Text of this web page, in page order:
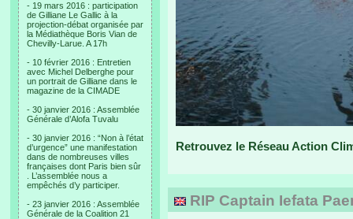
- 19 mars 2016 : participation
de Gilliane Le Gallic à la
projection-débat organisée par
la Médiathèque Boris Vian de
Chevilly-Larue. A 17h
- 10 février 2016 : Entretien
avec Michel Delberghe pour
un portrait de Gilliane dans le
magazine de la CIMADE
- 30 janvier 2016 : Assemblée
Générale d’Alofa Tuvalu
- 30 janvier 2016 : “Non à l’état
d’urgence” une manifestation
dans de nombreuses villes
françaises dont Paris bien sûr
. L’assemblée nous a
empêchés d’y participer.
- 23 janvier 2016 : Assemblée
Générale de la Coalition 21
Retrouvez le Réseau Action
RIP Captain Iefata